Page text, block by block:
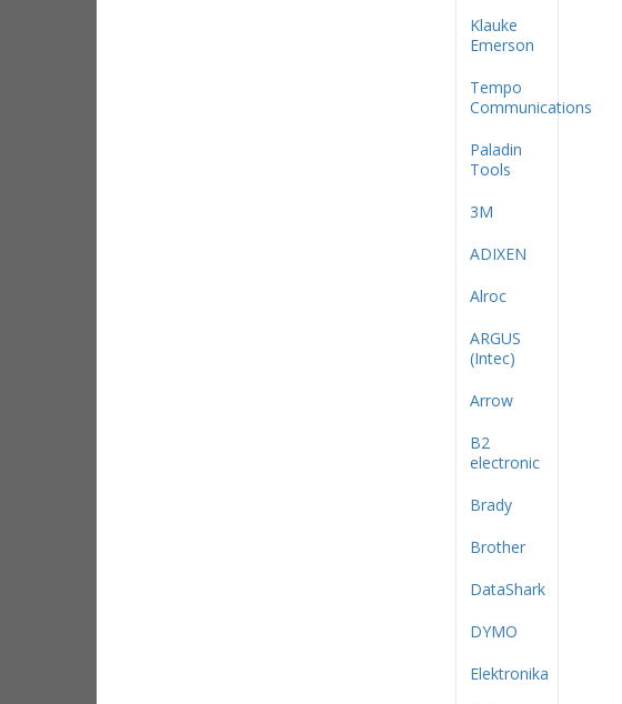
Klauke
Emerson
Tempo
Communications
Paladin
Tools
3М
ADIXEN
Alroc
ARGUS
(Intec)
Arrow
B2
electronic
Brady
Brother
DataShark
DYMO
Elektronika